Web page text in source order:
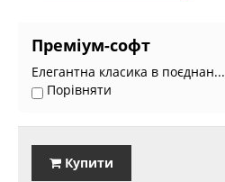
Преміум-софт
Елегантна класика в поєднан...
Порівняти
Купити